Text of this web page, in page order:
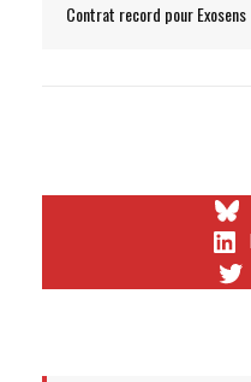
Contrat record pour Exosens